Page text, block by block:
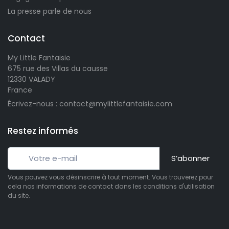
avis)
La presse parle de nous
Contact
My Little Fantaisie
675 rue des Villas du causse
12330 VALADY
France
Écrivez-nous : contact@mylittlefantaisie.com
Restez informés
S’abonner
Vous pouvez vous désinscrire à tout moment. Vous trouverez pour
cela nos informations de contact dans les conditions d'utilisation
du site.